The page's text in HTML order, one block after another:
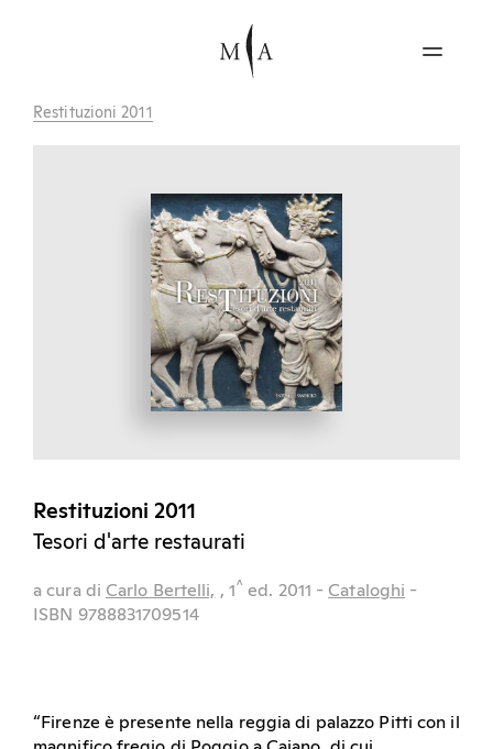
Restituzioni 2011
Restituzioni 2011
Tesori d'arte restaurati
a cura di Carlo Bertelli, , 1^ ed. 2011 - Cataloghi -
ISBN 9788831709514
“Firenze è presente nella reggia di palazzo Pitti con il